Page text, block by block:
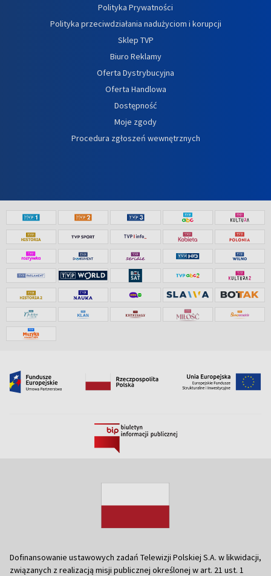
Polityka Prywatności
Polityka przeciwdziałania nadużyciom i korupcji
Sklep TVP
Biuro Reklamy
Oferta Dystrybucyjna
Oferta Handlowa
Dostępność
Moje zgody
Procedura zgłoszeń wewnętrznych
Dofinansowanie ustawowych zadań Telewizji Polskiej S.A. w likwidacji,
związanych z realizacją misji publicznej określonej w art. 21 ust. 1